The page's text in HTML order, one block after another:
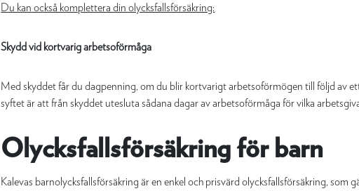
Du kan också komplettera din olycksfallsförsäkring:
Skydd vid kortvarig arbetsoförmåga
Med skyddet får du dagpenning, om du blir kortvarigt arbetsoförmögen till följd av
syftet är att från skyddet utesluta sådana dagar av arbetsoförmåga för vilka
Olycksfallsförsäkring för barn
Kalevas barnolycksfallsförsäkring är en enkel och prisvärd olycksfallsförsäkring, som